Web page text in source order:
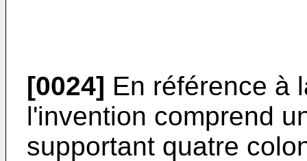
[0024] En référence à
l'invention comprend
supportant quatre